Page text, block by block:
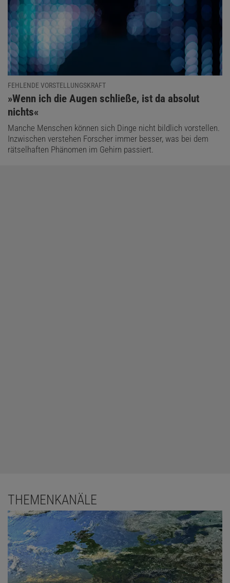
FEHLENDE VORSTELLUNGSKRAFT
:
»Wenn ich die Augen schließe, ist da absolut
nichts«
Manche Menschen können sich Dinge nicht bildlich vorstellen.
Inzwischen verstehen Forscher immer besser, was bei dem
rätselhaften Phänomen im Gehirn passiert.
THEMENKANÄLE